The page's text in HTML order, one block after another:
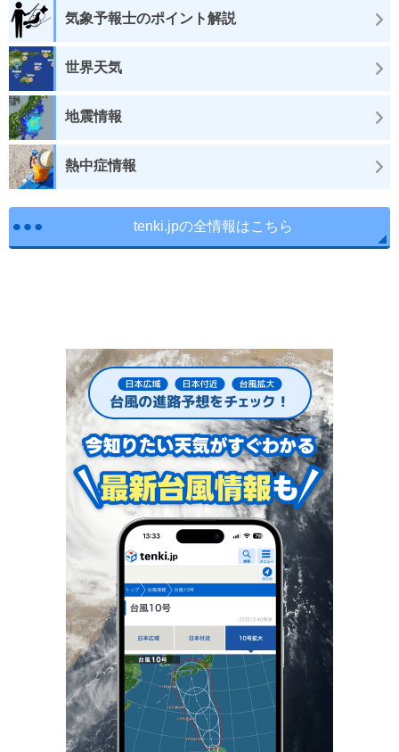
気象予報士のポイント解説
世界天気
地震情報
熱中症情報
tenki.jpの全情報はこちら